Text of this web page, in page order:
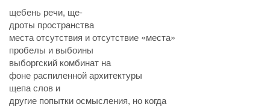
щебень речи, ще-
дроты пространства
места отсутствия и отсутствие «места»
пробелы и выбоины
выборгский комбинат на
фоне распиленной архитектуры
щепа слов и
другие попытки осмысления, но когда